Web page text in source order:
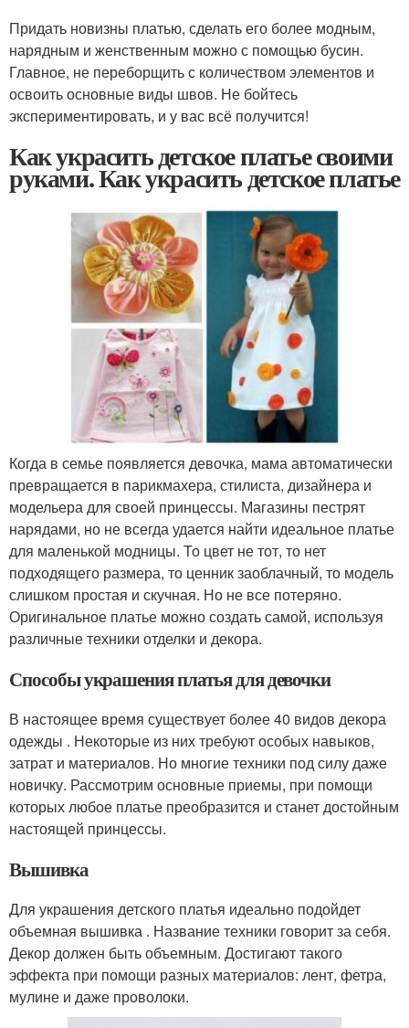
Придать новизны платью, сделать его более модным,
нарядным и женственным можно с помощью бусин.
Главное, не переборщить с количеством элементов и
освоить основные виды швов. Не бойтесь
экспериментировать, и у вас всё получится!
Как украсить детское платье своими
руками. Как украсить детское платье
Когда в семье появляется девочка, мама автоматически
превращается в парикмахера, стилиста, дизайнера и
модельера для своей принцессы. Магазины пестрят
нарядами, но не всегда удается найти идеальное платье
для маленькой модницы. То цвет не тот, то нет
подходящего размера, то ценник заоблачный, то модель
слишком простая и скучная. Но не все потеряно.
Оригинальное платье можно создать самой, используя
различные техники отделки и декора.
Способы украшения платья для девочки
В настоящее время существует более 40 видов декора
одежды . Некоторые из них требуют особых навыков,
затрат и материалов. Но многие техники под силу даже
новичку. Рассмотрим основные приемы, при помощи
которых любое платье преобразится и станет достойным
настоящей принцессы.
Вышивка
Для украшения детского платья идеально подойдет
объемная вышивка . Название техники говорит за себя.
Декор должен быть объемным. Достигают такого
эффекта при помощи разных материалов: лент, фетра,
мулине и даже проволоки.